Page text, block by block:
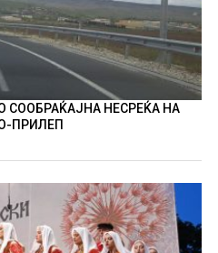
НЕСРЕЌА НА
ПРИЛЕП